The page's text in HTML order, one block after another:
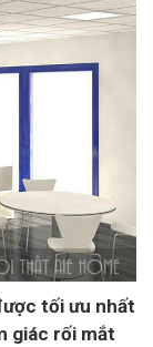
tối ưu nhất
giác rối mắt